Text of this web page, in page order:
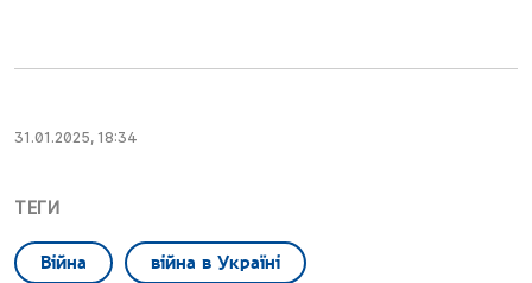
31.01.2025, 18:34
ТЕГИ
Війна війна в Україні